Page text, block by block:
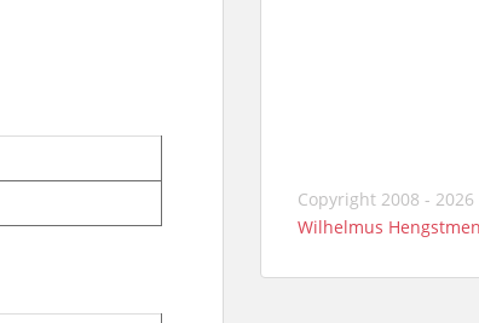
Copyright 2008 - 2026
Wilhelmus